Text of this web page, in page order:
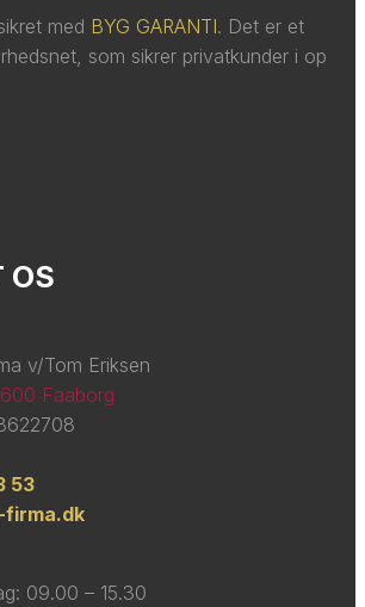
med BYG GARANTI. Det er et
som sikrer privatkunder i op
OS
v/Tom Eriksen
Faaborg
53
firma.dk
​09.00 – 15.30